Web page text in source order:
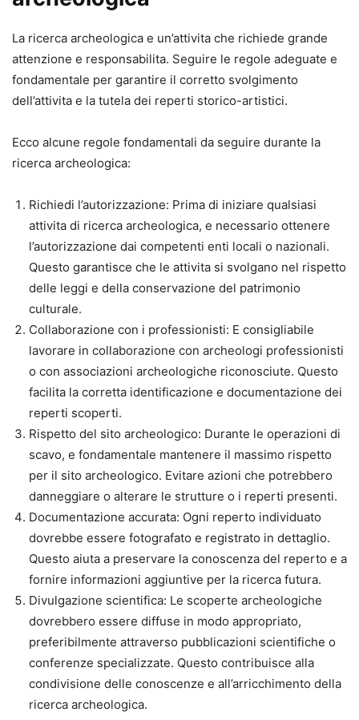
La ricerca archeologica e un’attivita che richiede grande
attenzione e responsabilita. Seguire le regole adeguate e
fondamentale per garantire il corretto svolgimento
dell’attivita e la tutela dei reperti storico-artistici.
Ecco alcune regole fondamentali da seguire durante la
ricerca archeologica:
Richiedi l’autorizzazione: Prima di iniziare qualsiasi
attivita di ricerca archeologica, e necessario ottenere
l’autorizzazione dai competenti enti locali o nazionali.
Questo garantisce che le attivita si svolgano nel rispetto
delle leggi e della conservazione del patrimonio
culturale.
Collaborazione con i professionisti: E consigliabile
lavorare in collaborazione con archeologi professionisti
o con associazioni archeologiche riconosciute. Questo
facilita la corretta identificazione e documentazione dei
reperti scoperti.
Rispetto del sito archeologico: Durante le operazioni di
scavo, e fondamentale mantenere il massimo rispetto
per il sito archeologico. Evitare azioni che potrebbero
danneggiare o alterare le strutture o i reperti presenti.
Documentazione accurata: Ogni reperto individuato
dovrebbe essere fotografato e registrato in dettaglio.
Questo aiuta a preservare la conoscenza del reperto e a
fornire informazioni aggiuntive per la ricerca futura.
Divulgazione scientifica: Le scoperte archeologiche
dovrebbero essere diffuse in modo appropriato,
preferibilmente attraverso pubblicazioni scientifiche o
conferenze specializzate. Questo contribuisce alla
condivisione delle conoscenze e all’arricchimento della
ricerca archeologica.